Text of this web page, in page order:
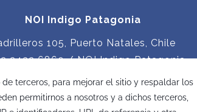
NOI Indigo Patagonia
105, Puerto Natales, Chile
2432 6860/ NOI Indigo Patagonia
recepcion.indigo@noihotels.com
Mantente en contacto